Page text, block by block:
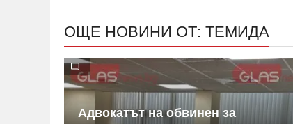
ОЩЕ НОВИНИ ОТ: ТЕМИДА
Адвокатът на обвинен за